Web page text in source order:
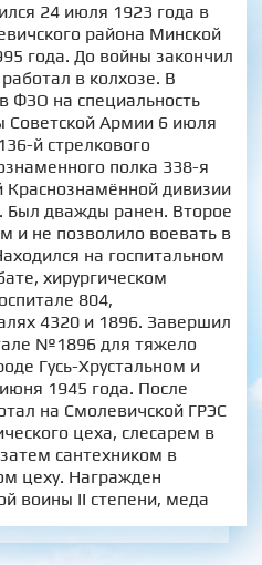
24 июля 1923 года в
района Минской
года. До войны закончил
в колхозе. В
ФЗО на специальность
Советской Армии 6 июля
й стрелкового
полка 338-я
Краснознамённой дивизии
Был дважды ранен. Второе
и не позволило воевать в
на госпитальном
хирургическом
804,
4320 и 1896. Завершил
№1896 для тяжело
Гусь-Хрустальном и
1945 года. После
на Смолевичской ГРЭС
цеха, слесарем в
сантехником в
цеху. Награжден
воины II степени, меда